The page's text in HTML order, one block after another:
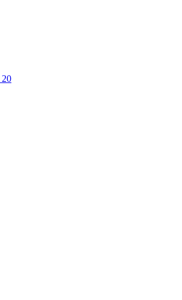
20